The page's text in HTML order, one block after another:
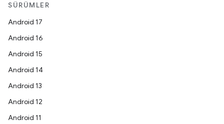
SÜRÜMLER
Android 17
Android 16
Android 15
Android 14
Android 13
Android 12
Android 11